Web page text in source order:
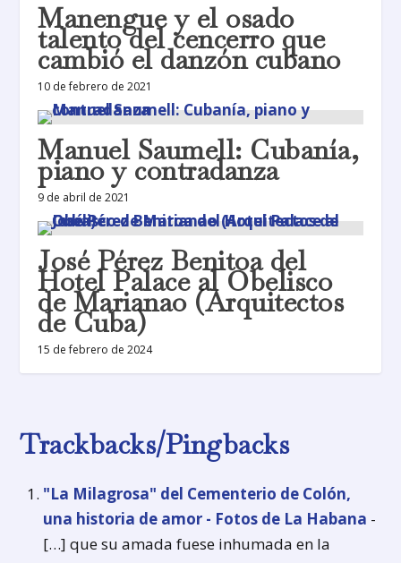
Manengue y el osado
talento del cencerro que
cambió el danzón cubano
10 de febrero de 2021
Manuel Saumell: Cubanía,
piano y contradanza
9 de abril de 2021
José Pérez Benitoa del
Hotel Palace al Obelisco
de Marianao (Arquitectos
de Cuba)
15 de febrero de 2024
Trackbacks/Pingbacks
"La Milagrosa" del Cementerio de Colón,
una historia de amor - Fotos de La Habana -
[…] que su amada fuese inhumada en la